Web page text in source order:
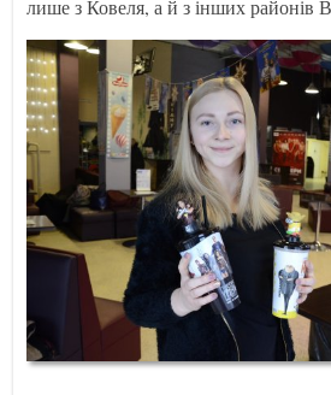
лише з Ковеля, а й з інших районів